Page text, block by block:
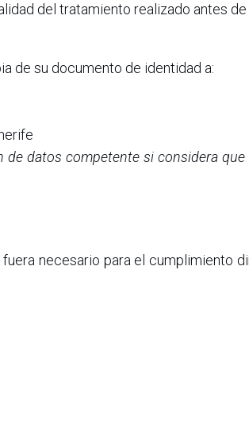
del tratamiento realizado antes de
de su documento de identidad a:
datos competente si considera
necesario para el cumplimiento